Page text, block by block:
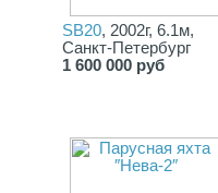
SB20, 2002г, 6.1м,
Санкт-Петербург
1 600 000 руб